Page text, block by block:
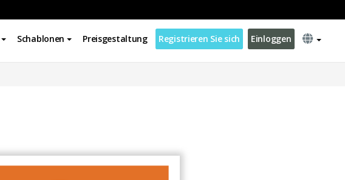
Schablonen Preisgestaltung Registrieren Sie sich Einloggen